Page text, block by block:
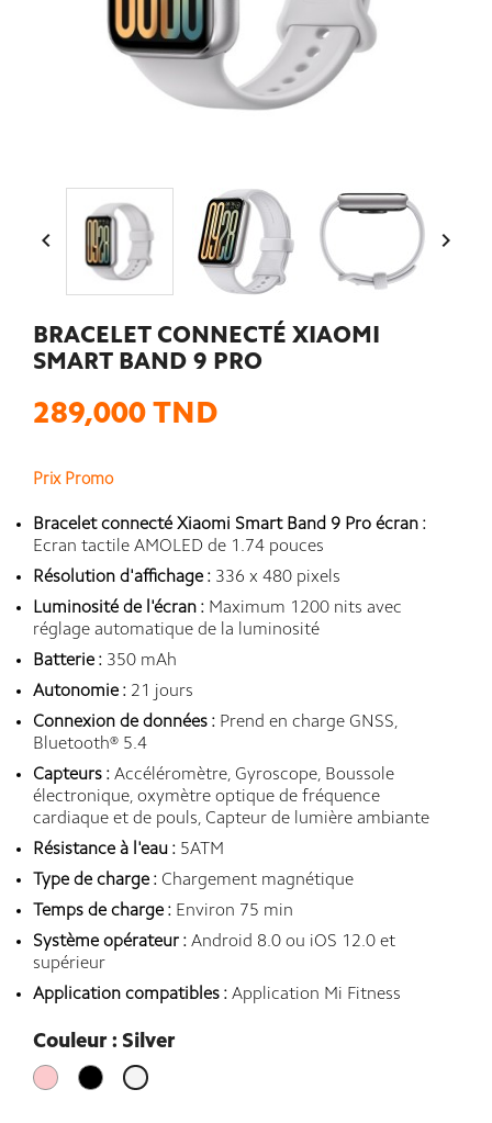
 
BRACELET CONNECTÉ XIAOMI
SMART BAND 9 PRO
289,000 TND
Prix Promo
Bracelet connecté Xiaomi Smart Band 9 Pro écran :
Ecran tactile AMOLED de 1.74 pouces
Résolution d'affichage : 336 x 480 pixels
Luminosité de l'écran : Maximum 1200 nits avec
réglage automatique de la luminosité
Batterie : 350 mAh
Autonomie : 21 jours
Connexion de données : Prend en charge GNSS,
Bluetooth® 5.4
Capteurs : Accéléromètre, Gyroscope, Boussole
électronique, oxymètre optique de fréquence
cardiaque et de pouls, Capteur de lumière ambiante
Résistance à l'eau : 5ATM
Type de charge : Chargement magnétique
Temps de charge : Environ 75 min
Système opérateur : Android 8.0 ou iOS 12.0 et
supérieur
Application compatibles : Application Mi Fitness
Couleur : Silver
Rose Noir Silver